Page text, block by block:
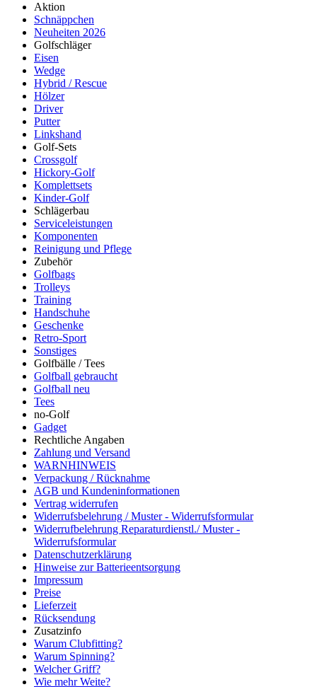
Aktion
Schnäppchen
Neuheiten 2026
Golfschläger
Eisen
Wedge
Hybrid / Rescue
Hölzer
Driver
Putter
Linkshand
Golf-Sets
Crossgolf
Hickory-Golf
Komplettsets
Kinder-Golf
Schlägerbau
Serviceleistungen
Komponenten
Reinigung und Pflege
Zubehör
Golfbags
Trolleys
Training
Handschuhe
Geschenke
Retro-Sport
Sonstiges
Golfbälle / Tees
Golfball gebraucht
Golfball neu
Tees
no-Golf
Gadget
Rechtliche Angaben
Zahlung und Versand
WARNHINWEIS
Verpackung / Rücknahme
AGB und Kundeninformationen
Vertrag widerrufen
Widerrufsbelehrung / Muster - Widerrufsformular
Widerrufbelehrung Reparaturdienstl./ Muster -
Widerrufsformular
Datenschutzerklärung
Hinweise zur Batterieentsorgung
Impressum
Preise
Lieferzeit
Rücksendung
Zusatzinfo
Warum Clubfitting?
Warum Spinning?
Welcher Griff?
Wie mehr Weite?